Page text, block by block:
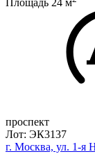
Площадь 24 м
проспект
Лот: ЭК3137
г. Москва, ул. 1-я